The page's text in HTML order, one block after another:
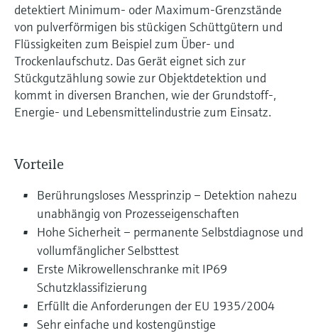
detektiert Minimum- oder Maximum-Grenzstände
von pulverförmigen bis stückigen Schüttgütern und
Flüssigkeiten zum Beispiel zum Über- und
Trockenlaufschutz. Das Gerät eignet sich zur
Stückgutzählung sowie zur Objektdetektion und
kommt in diversen Branchen, wie der Grundstoff-,
Energie- und Lebensmittelindustrie zum Einsatz.
Vorteile
Berührungsloses Messprinzip – Detektion nahezu
unabhängig von Prozesseigenschaften
Hohe Sicherheit – permanente Selbstdiagnose und
vollumfänglicher Selbsttest
Erste Mikrowellenschranke mit IP69
Schutzklassifizierung
Erfüllt die Anforderungen der EU 1935/2004
Sehr einfache und kostengünstige